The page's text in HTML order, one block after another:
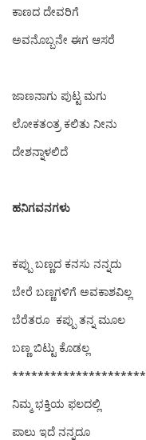
ಕಾಣದ ದೇವರಿಗೆ
ಅವನೊಬ್ಬನೇ ಈಗ ಆಸರೆ
ಜಾಣನಾಗು ಪುಟ್ಟ ಮಗು
ಲೋಕತಂತ್ರ ಕಲಿತು ನೀನು
ದೇಶನ್ನಾಳಲಿದೆ
ಹನಿಗವನಗಳು
ಕಪ್ಪು ಬಣ್ಣದ ಕನಸು ನನ್ನದು
ಬೇರೆ ಬಣ್ಣಗಳಿಗೆ ಅವಕಾಶವಿಲ್ಲ
ಬೆರೆತರೂ ಕಪ್ಪು ತನ್ನ ಮೂಲ
ಬಣ್ಣ ಬಿಟ್ಟು ಕೊಡಲ್ಲ
*********************
ನಿಮ್ಮ ಭಕ್ತಿಯ ಫಲದಲ್ಲಿ
ಪಾಲು ಇದೆ ನನ್ನದೂ